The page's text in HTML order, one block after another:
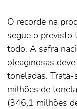
O recorde na
segue o previsto
todo. A safra
oleaginosas
toneladas.
milhões de
(346,1 milhões